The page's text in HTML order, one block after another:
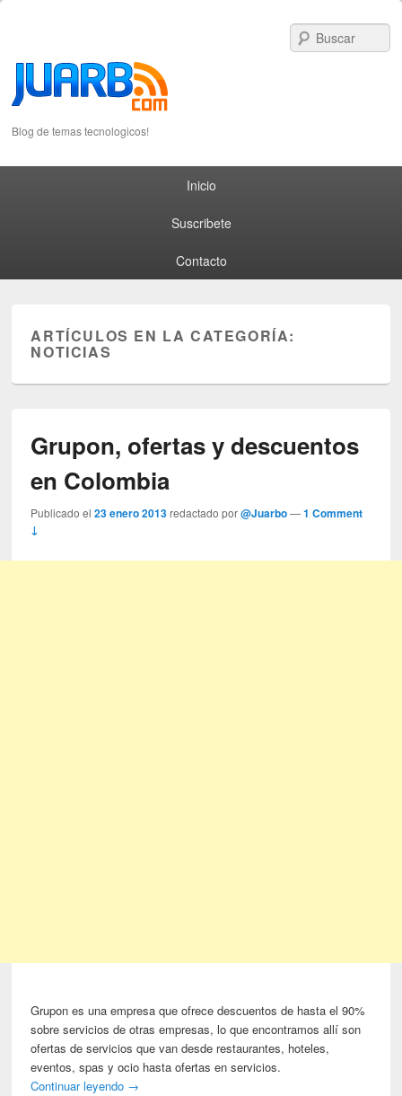
Blog de temas tecnologicos!
Inicio
Suscribete
Contacto
ARTÍCULOS EN LA CATEGORÍA:
NOTICIAS
Grupon, ofertas y descuentos
en Colombia
Publicado el23 enero 2013 redactado por@Juarbo —1 Comment
↓
Grupon es una empresa que ofrece descuentos de hasta el 90%
sobre servicios de otras empresas, lo que encontramos allí son
ofertas de servicios que van desde restaurantes, hoteles,
eventos, spas y ocio hasta ofertas en servicios.
Continuar leyendo →